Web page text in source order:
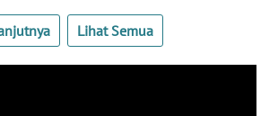
Lihat Semua